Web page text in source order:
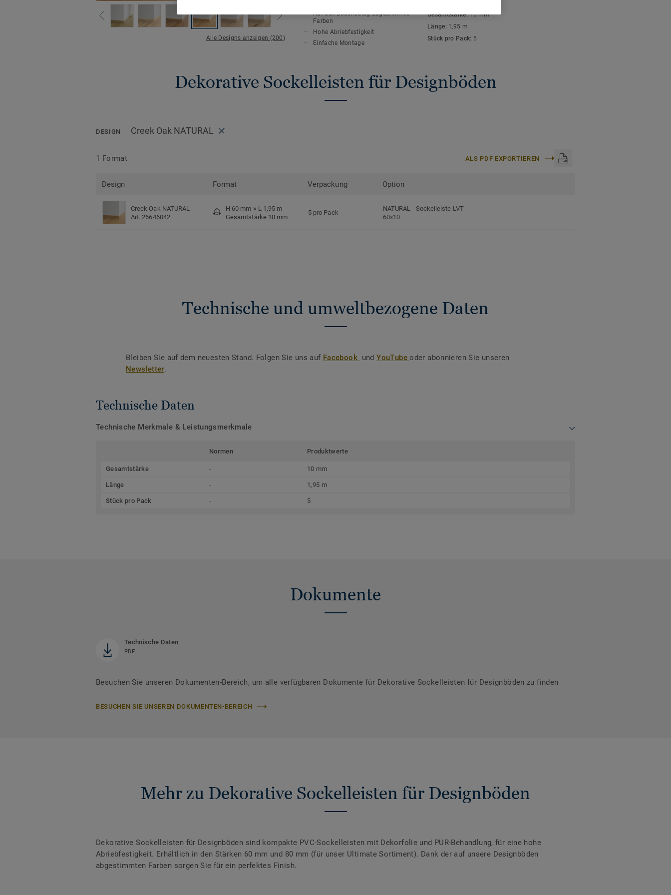
Alle Designs anzeigen (200)
Auf den Bodenbelag abgestimmte
Farben
Hohe Abriebfestigkeit
Einfache Montage
Gesamtstärke:10 mm
Länge: 1,95 m
Stück pro Pack: 5
Dekorative Sockelleisten für Designböden
DESIGN Creek Oak NATURAL
1 Format ALS PDF EXPORTIEREN
Design Format Verpackung Option
Creek Oak NATURAL
Art. 26646042
H 60 mm × L 1,95 m
Gesamtstärke 10 mm
5 pro Pack
NATURAL - Sockelleiste LVT
60x10
Technische und umweltbezogene Daten
Bleiben Sie auf dem neuesten Stand. Folgen Sie uns auf Facebook undYouTubeoder abonnieren Sie unseren
Newsletter.
Technische Daten
Technische Merkmale & Leistungsmerkmale
Normen Produktwerte
Gesamtstärke - 10 mm
Länge - 1,95 m
Stück pro Pack - 5
Dokumente
Technische Daten
PDF
Besuchen Sie unseren Dokumenten-Bereich, um alle verfügbaren Dokumente für Dekorative Sockelleisten für Designböden zu finden
BESUCHEN SIE UNSEREN DOKUMENTEN-BEREICH
Mehr zu Dekorative Sockelleisten für Designböden
Dekorative Sockelleisten für Designböden sind kompakte PVC-Sockelleisten mit Dekorfolie und PUR-Behandlung, für eine hohe
Abriebfestigkeit. Erhältlich in den Stärken 60 mm und 80 mm (für unser Ultimate Sortiment). Dank der auf unsere Designböden
abgestimmten Farben sorgen Sie für ein perfektes Finish.